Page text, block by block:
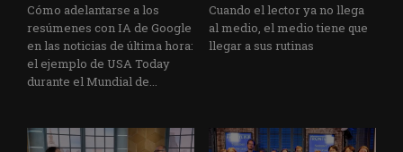
Cómo adelantarse a los
resúmenes con IA de Google
en las noticias de última hora:
el ejemplo de USA Today
durante el Mundial de...
Cuando el lector ya no llega
al medio, el medio tiene que
llegar a sus rutinas